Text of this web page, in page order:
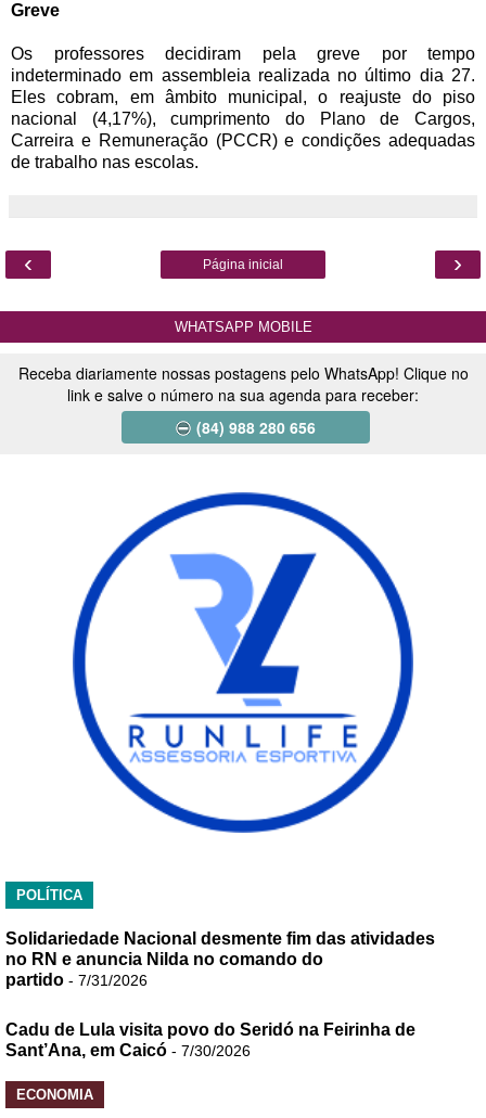
Greve
Os professores decidiram pela greve por tempo
indeterminado em assembleia realizada no último dia 27.
Eles cobram, em âmbito municipal, o reajuste do piso
nacional (4,17%), cumprimento do Plano de Cargos,
Carreira e Remuneração (PCCR) e condições adequadas
de trabalho nas escolas.
‹ ›
Página inicial
WHATSAPP MOBILE
Receba diariamente nossas postagens pelo WhatsApp! Clique no
link e salve o número na sua agenda para receber:
(84) 988 280 656
POLÍTICA
Solidariedade Nacional desmente fim das atividades
no RN e anuncia Nilda no comando do
partido - 7/31/2026
Cadu de Lula visita povo do Seridó na Feirinha de
Sant’Ana, em Caicó - 7/30/2026
ECONOMIA